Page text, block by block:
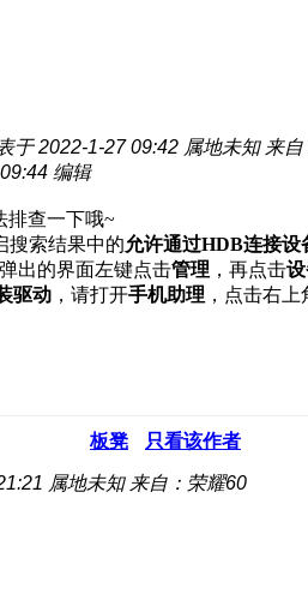
于 2022-1-27 09:42 属地未知 来
编辑
排查一下哦~
搜索结果中的允许通过HDB连接设
出的界面左键点击管理 ，再点击
驱动 ，请打开手机助理 ，点击右上
板凳 只看该作者
属地未知 来自：荣耀60